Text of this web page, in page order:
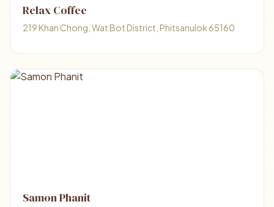
Relax Coffee
219 Khan Chong, Wat Bot District, Phitsanulok 65160
Samon Phanit